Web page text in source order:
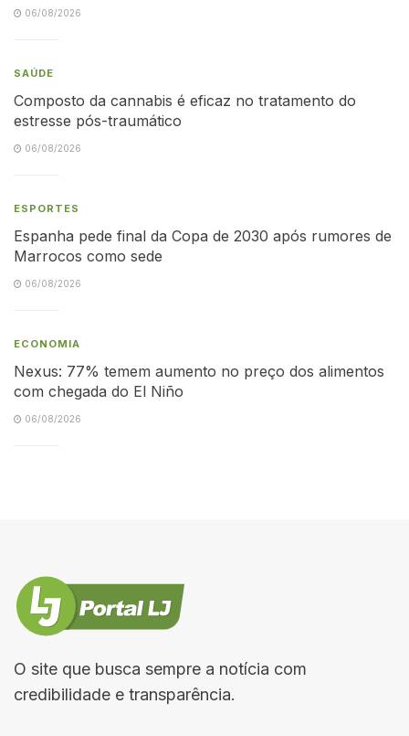
06/08/2026
SAÚDE
Composto da cannabis é eficaz no tratamento do
estresse pós-traumático
06/08/2026
ESPORTES
Espanha pede final da Copa de 2030 após rumores de
Marrocos como sede
06/08/2026
ECONOMIA
Nexus: 77% temem aumento no preço dos alimentos
com chegada do El Niño
06/08/2026
O site que busca sempre a notícia com
credibilidade e transparência.